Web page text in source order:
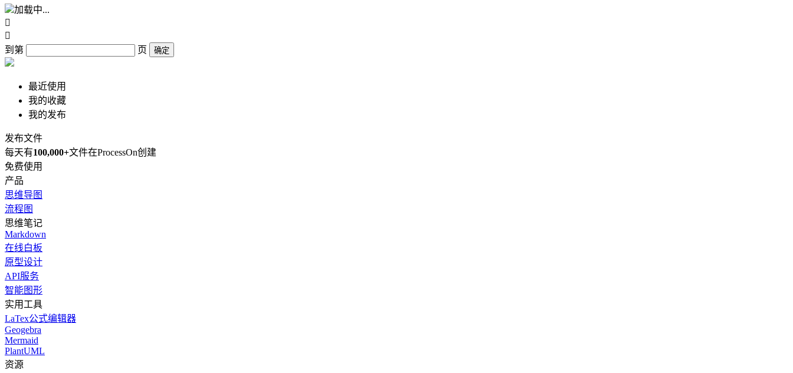
加载中...


到第
页 确定
最近使用
我的收藏
我的发布
发布文件
每天有100,000+文件在ProcessOn创建
免费使用
产品
思维导图
流程图
思维笔记
Markdown
在线白板
原型设计
API服务
智能图形
实用工具
LaTex公式编辑器
Geogebra
Mermaid
PlantUML
资源